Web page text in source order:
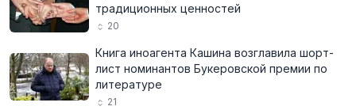
традиционных ценностей
20
Книга иноагента Кашина возглавила шорт-
лист номинантов Букеровской премии по
литературе
21